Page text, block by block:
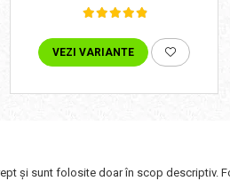
VEZI VARIANTE
şi sunt folosite doar în scop